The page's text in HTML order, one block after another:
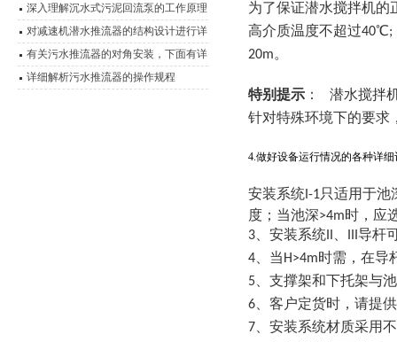
作用
深入理解沉水式污泥回流泵的工作原理
对减速机潜水推流器的结构设计进行详
细说明
有关污水推流器的对角安装，下面有详
细说明
详细解析污水推流器的操作规程
为了保证潜水搅拌机
高介质温度不超过
20m。
特别提示 ： 潜水搅拌
针对特殊环境下的要求
4.做好设备运行情况的各种详细
安装系统I-1只适用于池
度；当池深>4m时，应
3、安装系统II、III导杆
4、当H>4m时需，在导
5、支撑架和下托架与
6、客户定货时，请提
7、安装系统材质采用